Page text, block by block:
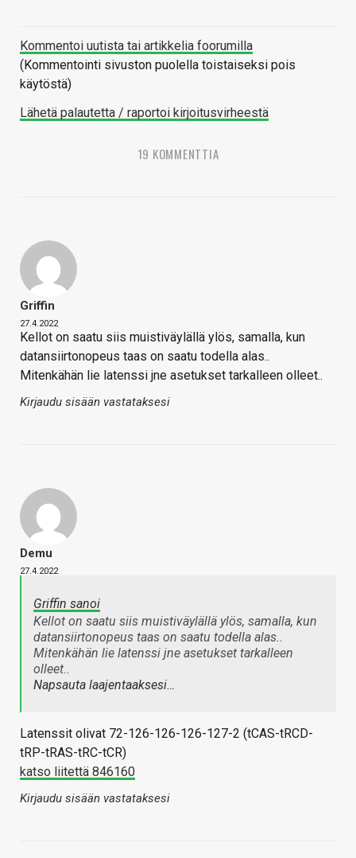
Kommentoi uutista tai artikkelia foorumilla
(Kommentointi sivuston puolella toistaiseksi pois
käytöstä)
Lähetä palautetta / raportoi kirjoitusvirheestä
19 KOMMENTTIA
Griffin
27.4.2022
Kellot on saatu siis muistiväylällä ylös, samalla, kun
datansiirtonopeus taas on saatu todella alas..
Mitenkähän lie latenssi jne asetukset tarkalleen olleet..
Kirjaudu sisään vastataksesi
Demu
27.4.2022
Griffin sanoi
Kellot on saatu siis muistiväylällä ylös, samalla, kun
datansiirtonopeus taas on saatu todella alas..
Mitenkähän lie latenssi jne asetukset tarkalleen
olleet..
Napsauta laajentaaksesi…
Latenssit olivat 72-126-126-126-127-2 (tCAS-tRCD-
tRP-tRAS-tRC-tCR)
katso liitettä 846160
Kirjaudu sisään vastataksesi